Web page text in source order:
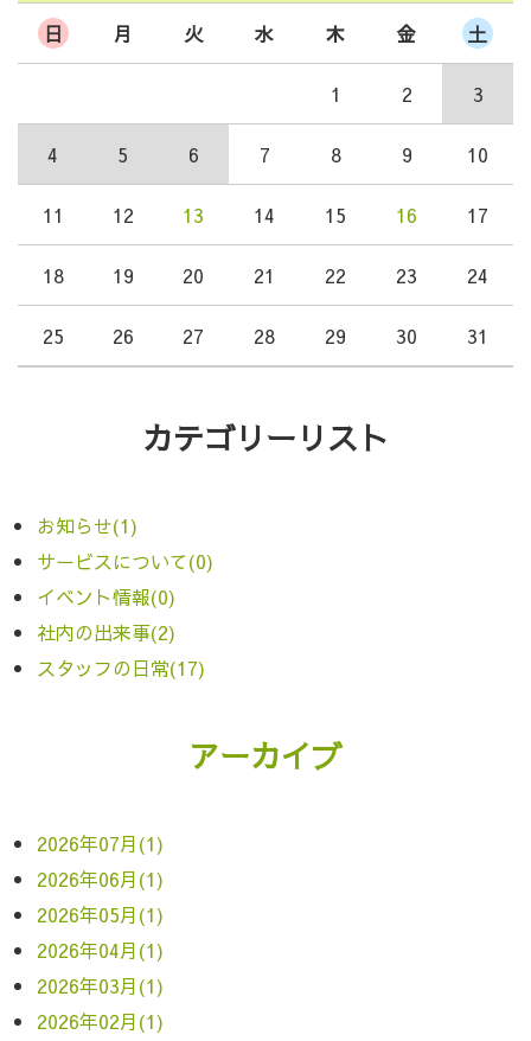
日 月 火 水 木 金 土
1 2 3
4 5 6 7 8 9 10
11 12 13 14 15 16 17
18 19 20 21 22 23 24
25 26 27 28 29 30 31
カテゴリーリスト
お知らせ(1)
サービスについて(0)
イベント情報(0)
社内の出来事(2)
スタッフの日常(17)
アーカイブ
2026年07月(1)
2026年06月(1)
2026年05月(1)
2026年04月(1)
2026年03月(1)
2026年02月(1)